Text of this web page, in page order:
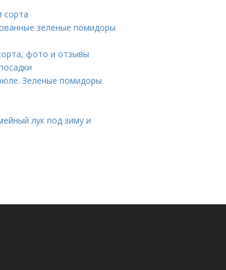
сорта
зеленые помидоры
фото и отзывы
Зеленые помидоры
лук под зиму и